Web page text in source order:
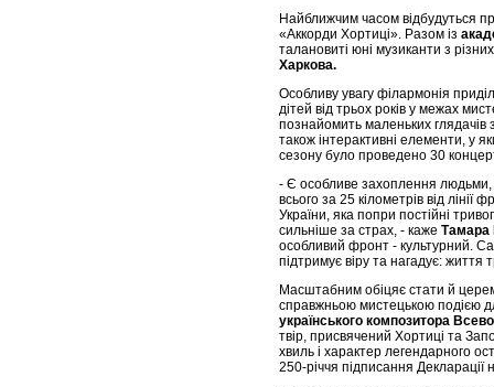
Найближчим часом відбудуться
«Аккорди Хортиці». Разом із
талановиті юні музиканти з
Харкова.
Особливу увагу філармонія
дітей від трьох років у межах
познайомить маленьких глядачів
також інтерактивні елементи, у
сезону було проведено 30
- Є особливе захоплення людьми,
всього за 25 кілометрів від
України, яка попри постійні
сильніше за страх, - каже Тамара
особливий фронт - культурний.
підтримує віру та нагадує: життя
Масштабним обіцяє стати й
справжньою мистецькою подією
українського композитора
твір, присвячений Хортиці та
хвиль і характер легендарного
250-річчя підписання